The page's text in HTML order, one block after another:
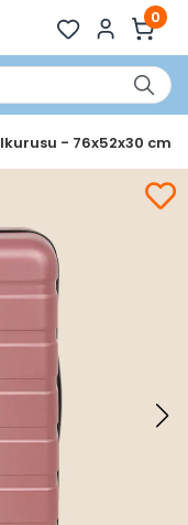
0
- 76x52x30 cm